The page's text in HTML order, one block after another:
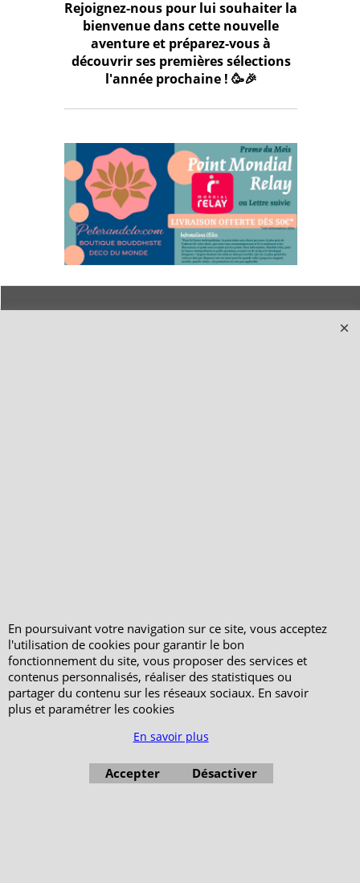
Rejoignez-nous pour lui souhaiter la
bienvenue dans cette nouvelle
aventure et préparez-vous à
découvrir ses premières sélections
l'année prochaine ! 🥳🎉
En poursuivant votre navigation sur ce site, vous acceptez
l'utilisation de cookies pour garantir le bon
fonctionnement du site, vous proposer des services et
contenus personnalisés, réaliser des statistiques ou
partager du contenu sur les réseaux sociaux. En savoir
plus et paramétrer les cookies
En savoir plus
Accepter Désactiver